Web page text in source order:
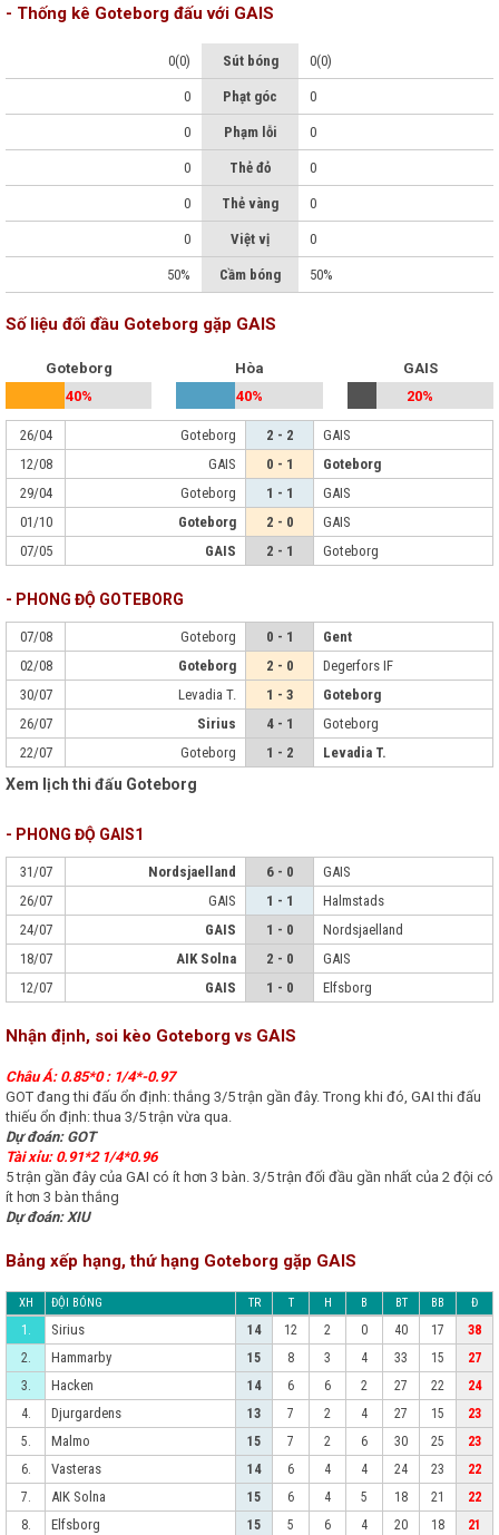
- Thống kê Goteborg đấu với GAIS
0(0) Sút bóng 0(0)
0 Phạt góc 0
0 Phạm lỗi 0
0 Thẻ đỏ 0
0 Thẻ vàng 0
0 Việt vị 0
50% Cầm bóng 50%
Số liệu đối đầu Goteborg gặp GAIS
Goteborg
40%
Hòa
40%
GAIS
20%
26/04 Goteborg 2 - 2
GAIS
12/08
GAIS 0 - 1
Goteborg
29/04
Goteborg 1 - 1
GAIS
01/10
Goteborg 2 - 0
GAIS
07/05
GAIS 2 - 1 Goteborg
- PHONG ĐỘ GOTEBORG
07/08 Goteborg 0 - 1
Gent
02/08
Goteborg 2 - 0
Degerfors IF
30/07
Levadia T. 1 - 3
Goteborg
26/07
Sirius 4 - 1
Goteborg
22/07
Goteborg 1 - 2 Levadia T.
Xem lịch thi đấu Goteborg
- PHONG ĐỘ GAIS1
31/07 Nordsjaelland 6 - 0
GAIS
26/07
GAIS 1 - 1
Halmstads
24/07
GAIS 1 - 0
Nordsjaelland
18/07
AIK Solna 2 - 0
GAIS
12/07
GAIS 1 - 0 Elfsborg
Nhận định, soi kèo Goteborg vs GAIS
Châu Á: 0.85*0 : 1/4*-0.97
GOT đang thi đấu ổn định: thắng 3/5 trận gần đây. Trong khi đó, GAI thi đấu
thiếu ổn định: thua 3/5 trận vừa qua.
Dự đoán: GOT
Tài xỉu: 0.91*2 1/4*0.96
5 trận gần đây của GAI có ít hơn 3 bàn. 3/5 trận đối đầu gần nhất của 2 đội có
ít hơn 3 bàn thắng
Dự đoán: XIU
Bảng xếp hạng, thứ hạng Goteborg gặp GAIS
XH ĐỘI BÓNG TR T H B BT BB Đ
1. Sirius 14 12 2 0 40 17
38
2.
Hammarby 15 8 3 4 33 15
27
3.
Hacken 14 6 6 2 27 22
24
4.
Djurgardens 13 7 2 4 27 15
23
5.
Malmo 15 7 2 6 30 25
23
6.
Vasteras 14 6 4 4 24 23
22
7.
AIK Solna 15 6 4 5 18 21
22
8.
Elfsborg 15 5 6 4 20 18
21